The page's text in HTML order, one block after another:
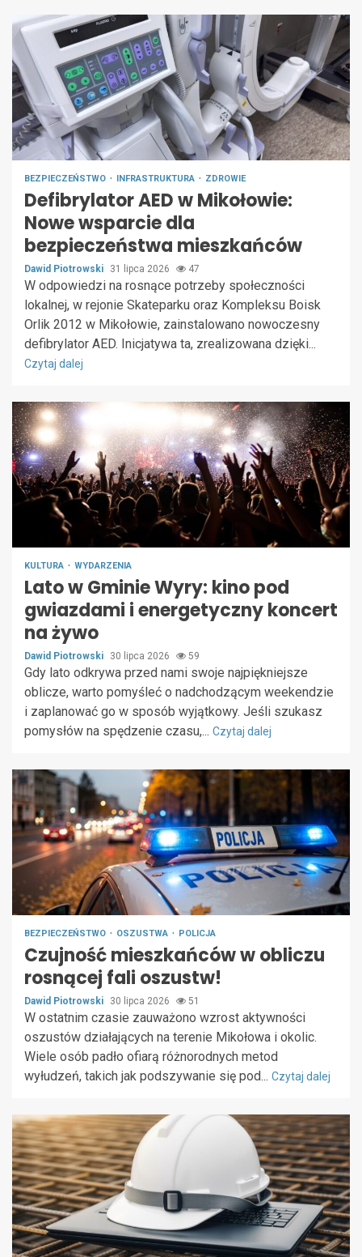
BEZPIECZEŃSTWO INFRASTRUKTURA ZDROWIE
Defibrylator AED w Mikołowie:
Nowe wsparcie dla
bezpieczeństwa mieszkańców
Dawid Piotrowski 31 lipca 2026 47
W odpowiedzi na rosnące potrzeby społeczności
lokalnej, w rejonie Skateparku oraz Kompleksu Boisk
Orlik 2012 w Mikołowie, zainstalowano nowoczesny
defibrylator AED. Inicjatywa ta, zrealizowana dzięki...
Czytaj dalej
KULTURA WYDARZENIA
Lato w Gminie Wyry: kino pod
gwiazdami i energetyczny koncert
na żywo
Dawid Piotrowski 30 lipca 2026 59
Gdy lato odkrywa przed nami swoje najpiękniejsze
oblicze, warto pomyśleć o nadchodzącym weekendzie
i zaplanować go w sposób wyjątkowy. Jeśli szukasz
pomysłów na spędzenie czasu,... Czytaj dalej
BEZPIECZEŃSTWO OSZUSTWA POLICJA
Czujność mieszkańców w obliczu
rosnącej fali oszustw!
Dawid Piotrowski 30 lipca 2026 51
W ostatnim czasie zauważono wzrost aktywności
oszustów działających na terenie Mikołowa i okolic.
Wiele osób padło ofiarą różnorodnych metod
wyłudzeń, takich jak podszywanie się pod... Czytaj dalej